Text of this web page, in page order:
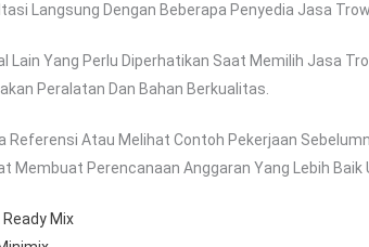
Langsung Dengan Beberapa Penyedia Jasa
Lain Yang Perlu Diperhatikan Saat Memilih Jasa
Peralatan Dan Bahan Berkualitas.
Referensi Atau Melihat Contoh Pekerjaan
Membuat Perencanaan Anggaran Yang Lebih Baik
Mix